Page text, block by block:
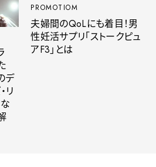
デ
リ
PROMOTIOM
夫婦間のQoLにも着目！男
性妊活サプリ「ストークピュ
アF3」とは